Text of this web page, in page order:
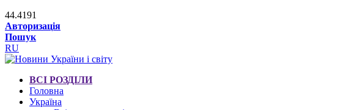
44.4191
Авторизація
Пошук
RU
ВСІ РОЗДІЛИ
Головна
Україна